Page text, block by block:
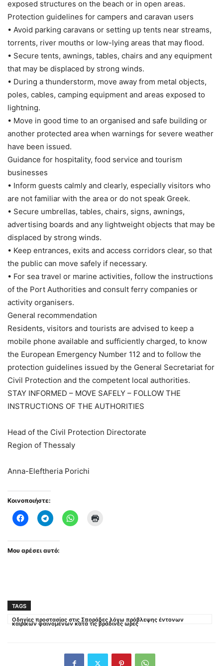
exposed structures on the beach or in open areas.
Protection guidelines for campers and caravan users
• Avoid parking caravans or setting up tents near streams,
torrents, river mouths or low-lying areas that may flood.
• Secure tents, awnings, tables, chairs and any equipment
that may be displaced by strong winds.
• During a thunderstorm, move away from metal objects,
poles, cables, camping equipment and areas exposed to
lightning.
• Move in good time to an organised and safe building or
another protected area when warnings for severe weather
have been issued.
Guidance for hospitality, food service and tourism
businesses
• Inform guests calmly and clearly, especially visitors who
are not familiar with the area or do not speak Greek.
• Secure umbrellas, tables, chairs, signs, awnings,
advertising boards and any lightweight objects that may be
displaced by strong winds.
• Keep entrances, exits and access corridors clear, so that
the public can move safely if necessary.
• For sea travel or marine activities, follow the instructions
of the Port Authorities and consult ferry companies or
activity organisers.
General recommendation
Residents, visitors and tourists are advised to keep a
mobile phone available and sufficiently charged, to know
the European Emergency Number 112 and to follow the
protection guidelines issued by the General Secretariat for
Civil Protection and the competent local authorities.
STAY INFORMED – MOVE SAFELY – FOLLOW THE
INSTRUCTIONS OF THE AUTHORITIES
Head of the Civil Protection Directorate
Region of Thessaly
Anna-Eleftheria Porichi
Κοινοποιήστε:
Μου αρέσει αυτό:
TAGS
Οδηγίες προστασίας στις Σποράδες λόγω πρόβλεψης έντονων
καιρικών φαινομένων κατά τις βραδινές ώρες